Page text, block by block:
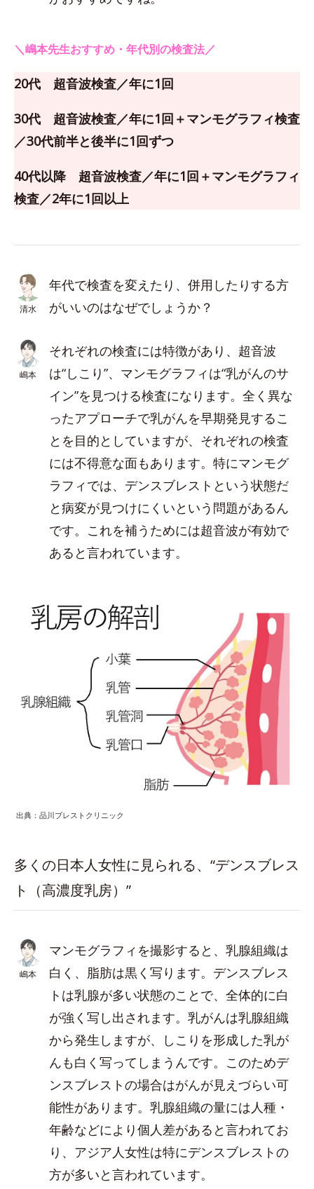
＼嶋本先生おすすめ・年代別の検査法／
20代 超音波検査／年に1回
30代 超音波検査／年に1回＋マンモグラフィ検査
／30代前半と後半に1回ずつ
40代以降 超音波検査／年に1回＋マンモグラフィ
検査／2年に1回以上
清水
年代で検査を変えたり、併用したりする方
がいいのはなぜでしょうか？
嶋本
それぞれの検査には特徴があり、超音波
は“しこり”、マンモグラフィは“乳がんのサ
イン”を見つける検査になります。全く異な
ったアプローチで乳がんを早期発見するこ
とを目的としていますが、それぞれの検査
には不得意な面もあります。特にマンモグ
ラフィでは、デンスブレストという状態だ
と病変が見つけにくいという問題があるん
です。これを補うためには超音波が有効で
あると言われています。
出典：品川ブレストクリニック
多くの日本人女性に見られる、“デンスブレス
ト（高濃度乳房）”
嶋本
マンモグラフィを撮影すると、乳腺組織は
白く、脂肪は黒く写ります。デンスブレス
トは乳腺が多い状態のことで、全体的に白
が強く写し出されます。乳がんは乳腺組織
から発生しますが、しこりを形成した乳が
んも白く写ってしまうんです。このためデ
ンスブレストの場合はがんが見えづらい可
能性があります。乳腺組織の量には人種・
年齢などにより個人差があると言われてお
り、アジア人女性は特にデンスブレストの
方が多いと言われています。